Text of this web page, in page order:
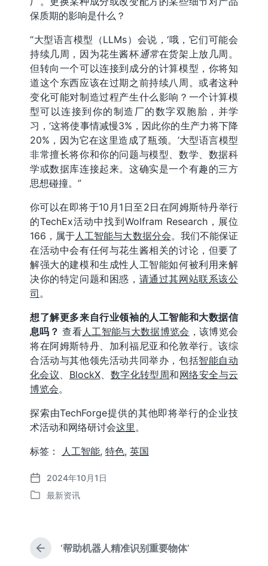
保质期的影响是什么？
“大型语言模型（LLMs）会说，‘哦，它们可能会
持续几周，因为花生酱杯通常在货架上放几周。
但转向一个可以连接到成分的计算模型，你将知
道这个东西应该在过期之前持续八周。或者这种
变化可能对制造过程产生什么影响？一个计算模
型可以连接到你的制造厂的数字双胞胎，并学
习，‘这将使事情减慢3%，因此你的生产力将下降
20%，因为它在这里造成了瓶颈。’大型语言模型
非常擅长将你和你的问题与模型、数学、数据科
学或数据库连接起来。这确实是一个有趣的三方
思想碰撞。”
你可以在即将于10月1日至2日在阿姆斯特丹举行
的TechEx活动中找到Wolfram Research，展位
166，属于人工智能与大数据分会。我们不能保证
在活动中会有任何与花生酱相关的讨论，但要了
解强大的建模和生成性人工智能如何被利用来解
决你的特定问题和困惑， 请通过其网站联系该公
司。
想了解更多来自行业领袖的人工智能和大数据信
息吗？ 查看人工智能与大数据博览会 ，该博览会
将在阿姆斯特丹、加利福尼亚和伦敦举行。该综
合活动与其他领先活动共同举办，包括智能自动
化会议、 BlockX、 数字化转型周和网络安全与云
博览会。
探索由TechForge提供的其他即将举行的企业技
术活动和网络研讨会这里。
标签：
人工智能, 特色, 英国
发
布
2024年10月1日
发
最新资讯
上
‘帮助机器人精准识别重要物体’